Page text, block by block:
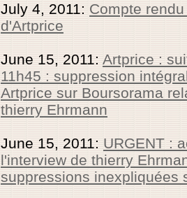
July 4, 2011: Compte
d'Artprice
June 15, 2011: Artprice :
11h45 : suppression
Artprice sur Boursorama
thierry Ehrmann
June 15, 2011: URGENT :
l'interview de thierry
suppressions inexpliquées